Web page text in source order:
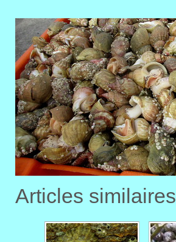
Articles similaires